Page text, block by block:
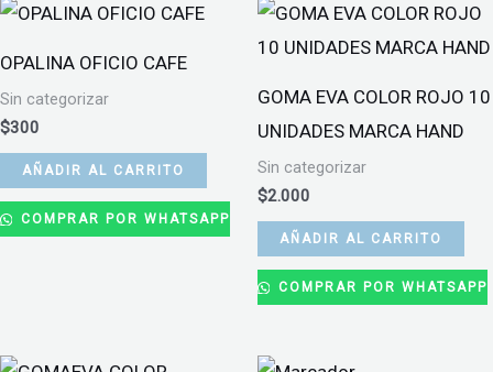
OPALINA OFICIO CAFE
Sin categorizar
$300
AÑADIR AL CARRITO
COMPRAR POR WHATSAPP
GOMA EVA COLOR ROJO 10
UNIDADES MARCA HAND
Sin categorizar
$2.000
AÑADIR AL CARRITO
COMPRAR POR WHATSAPP